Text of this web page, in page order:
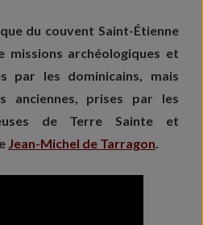
du couvent Saint-Étienne
missions archéologiques et
par les dominicains, mais
anciennes, prises par les
de Terre Sainte et
Jean-Michel de Tarragon.